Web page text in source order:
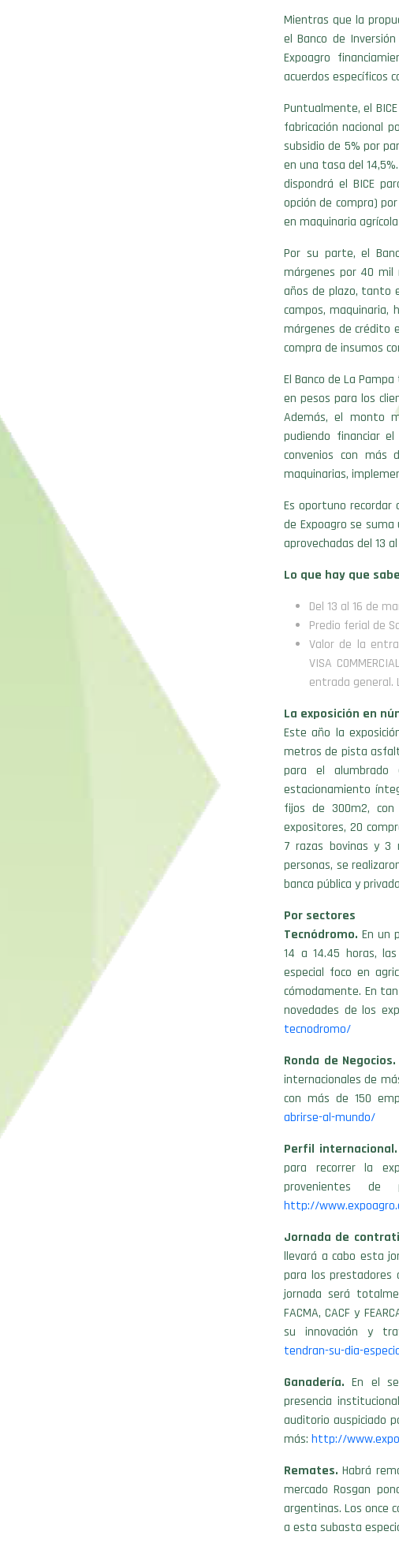
Mientras que la
el Banco de
Expoagro
acuerdos específicos
Puntualmente, el
fabricación nacional
subsidio de 5% por
en una tasa del
dispondrá el BICE
opción de compra)
en maquinaria
Por su parte, el
márgenes por 40 mil
años de plazo, tanto
campos, maquinaria,
márgenes de crédito
compra de insumos
El Banco de La
en pesos para los
Además, el monto
pudiendo financiar
convenios con más
maquinarias,
Es oportuno
de Expoagro se
aprovechadas del 13
Lo que hay que
Del 13 al 16 de
Predio ferial de
Valor de la
VISA
entrada general.
La exposición en
Este año la
metros de pista
para el alumbrado
estacionamiento
fijos de 300m2,
expositores, 20
7 razas bovinas y 3
personas, se
banca pública y
Por sectores
Tecnódromo. En un
14 a 14.45 horas,
especial foco en
cómodamente. En
novedades de los
tecnodromo/
Ronda de Negocios.
internacionales de
con más de 150
abrirse-al-mundo/
Perfil internacional.
para recorrer la
provenientes
http://
Jornada de
llevará a cabo esta
para los prestadores
jornada será
FACMA, CACF y
su innovación y
tendran-su-dia-
Ganadería. En el
presencia
auditorio auspiciado
más: http://
Remates. Habrá
mercado Rosgan
argentinas. Los once
a esta subasta